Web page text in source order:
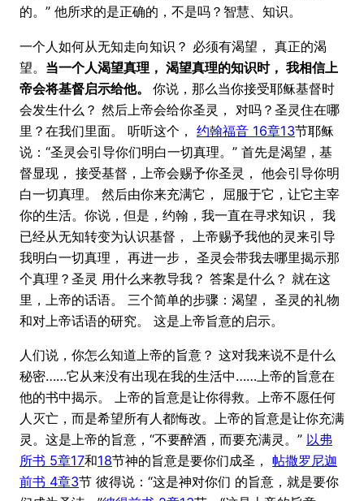
的。” 他所求的是正确的，不是吗？智慧、知识。
一个人如何从无知走向知识？ 必须有渴望， 真正的渴
望。 当一个人渴望真理， 渴望真理的知识时， 我相信上
帝会将基督启示给他。 你说，那么当你接受耶稣基督时
会发生什么？ 然后上帝会给你圣灵， 对吗？圣灵住在哪
里？在我们里面。 听听这个， 约翰福音 16章13节耶稣
说：“圣灵会引导你们明白一切真理。” 首先是渴望，基
督显现， 接受基督，上帝会赐予你圣灵， 他会引导你明
白一切真理。 然后由你来充满它， 屈服于它，让它主宰
你的生活。你说，但是，约翰，我一直在寻求知识， 我
已经从无知转变为认识基督， 上帝赐予我他的灵来引导
我明白一切真理， 再进一步， 圣灵会带我去哪里揭示那
个真理？圣灵 用什么来教导我？ 答案是什么？ 就在这
里，上帝的话语。 三个简单的步骤：渴望， 圣灵的礼物
和对上帝话语的研究。 这是上帝旨意的启示。
人们说，你怎么知道上帝的旨意？ 这对我来说不是什么
秘密……它从来没有出现在我的生活中……上帝的旨意在
他的书中揭示。 上帝的旨意是让你得救。上帝不愿任何
人灭亡，而是希望所有人都悔改。上帝的旨意是让你充满
灵。这是上帝的旨意，“不要醉酒，而要充满灵。” 以弗
所书 5章17和18节神的旨意是要你们成圣， 帖撒罗尼迦
前书 4章3节 彼得说：“这是神对你们 的旨意，就是要你